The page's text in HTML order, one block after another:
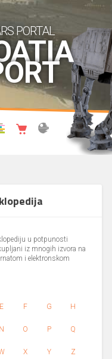
PORTAL
u potpunosti
iz mnogih izvora na
i elektronskom
E F G H
N O P Q
X Y Z